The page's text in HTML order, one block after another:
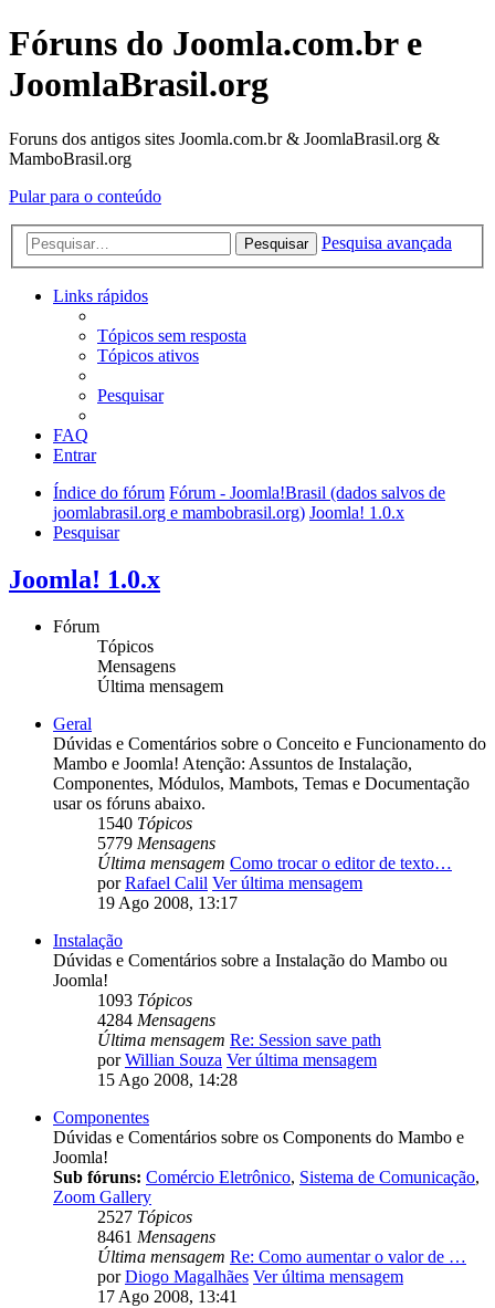
Fóruns do Joomla.com.br e
JoomlaBrasil.org
Foruns dos antigos sites Joomla.com.br & JoomlaBrasil.org &
MamboBrasil.org
Pular para o conteúdo
Pesquisar Pesquisa avançada
Links rápidos
Tópicos sem resposta
Tópicos ativos
Pesquisar
FAQ
Entrar
Índice do fórum Fórum - Joomla!Brasil (dados salvos de
joomlabrasil.org e mambobrasil.org) Joomla! 1.0.x
Pesquisar
Joomla! 1.0.x
Fórum
Tópicos
Mensagens
Última mensagem
Geral
Dúvidas e Comentários sobre o Conceito e Funcionamento do
Mambo e Joomla! Atenção: Assuntos de Instalação,
Componentes, Módulos, Mambots, Temas e Documentação
usar os fóruns abaixo.
1540 Tópicos
5779 Mensagens
Última mensagem Como trocar o editor de texto…
porRafael Calil Ver última mensagem
19 Ago 2008, 13:17
Instalação
Dúvidas e Comentários sobre a Instalação do Mambo ou
Joomla!
1093 Tópicos
4284 Mensagens
Última mensagem Re: Session save path
porWillian Souza Ver última mensagem
15 Ago 2008, 14:28
Componentes
Dúvidas e Comentários sobre os Components do Mambo e
Joomla!
Sub fóruns: Comércio Eletrônico, Sistema de Comunicação,
Zoom Gallery
2527 Tópicos
8461 Mensagens
Última mensagem Re: Como aumentar o valor de …
porDiogo Magalhães Ver última mensagem
17 Ago 2008, 13:41